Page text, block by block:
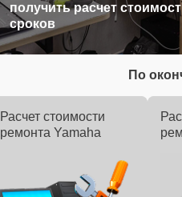
получить расчет
сроков
По
Расчет стоимости
ремонта Yamaha